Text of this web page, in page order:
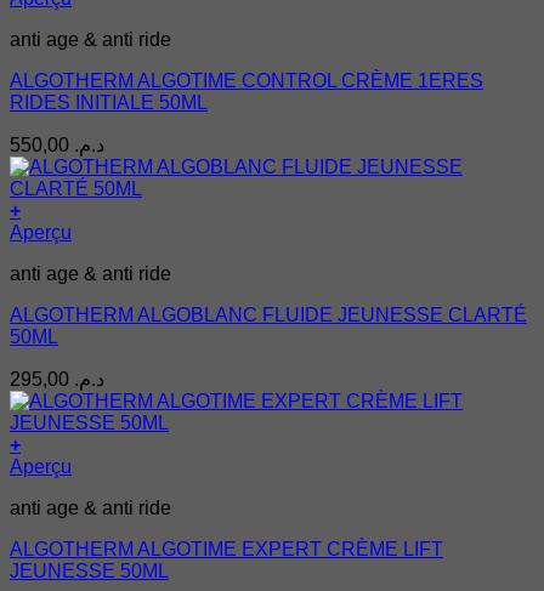
anti age & anti ride
ALGOTHERM ALGOTIME CONTROL CRÈME 1ERES
RIDES INITIALE 50ML
د.م.
+
Aperçu
anti age & anti ride
ALGOTHERM ALGOBLANC FLUIDE JEUNESSE CLARTÉ
50ML
د.م.
+
Aperçu
anti age & anti ride
ALGOTHERM ALGOTIME EXPERT CRÈME LIFT
JEUNESSE 50ML